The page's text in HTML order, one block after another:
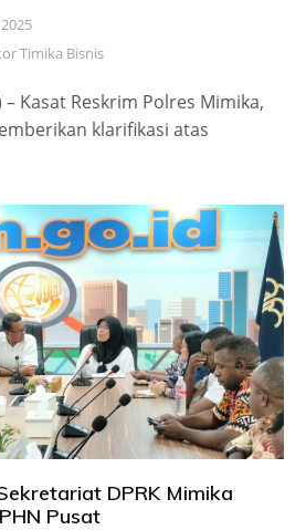
Timika Bisnis
Kasat Reskrim Polres Mimika,
klarifikasi atas
DPRK Mimika
Pusat